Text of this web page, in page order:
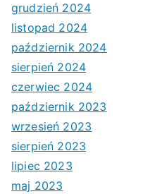
grudzień 2024
listopad 2024
październik 2024
sierpień 2024
czerwiec 2024
październik 2023
wrzesień 2023
sierpień 2023
lipiec 2023
maj 2023